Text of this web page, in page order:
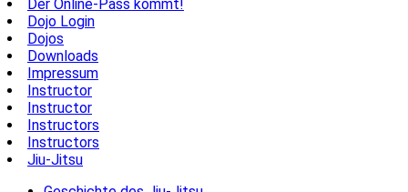
Der Online-Pass kommt!
Dojo Login
Dojos
Downloads
Impressum
Instructor
Instructor
Instructors
Instructors
Jiu-Jitsu